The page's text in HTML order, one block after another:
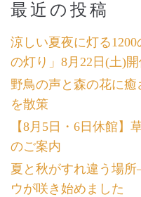
最近の投稿
涼しい夏夜に灯る
の灯り」8月22日(土)開
野鳥の声と森の花に
を散策
【8月5日・6日休館】
のご案内
夏と秋がすれ違う場
ウが咲き始めました